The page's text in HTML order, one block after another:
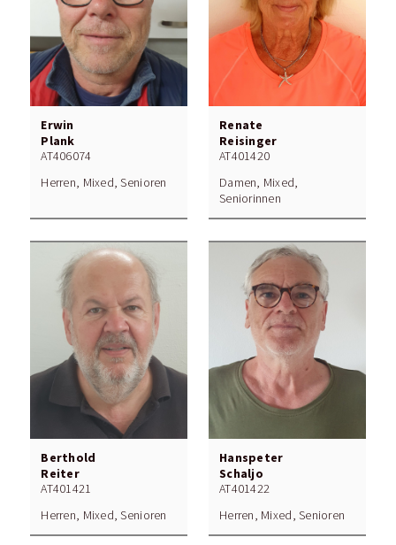
Erwin
Plank
AT406074
Herren, Mixed, Senioren
Renate
Reisinger
AT401420
Damen, Mixed,
Seniorinnen
Berthold
Reiter
AT401421
Herren, Mixed, Senioren
Hanspeter
Schaljo
AT401422
Herren, Mixed, Senioren